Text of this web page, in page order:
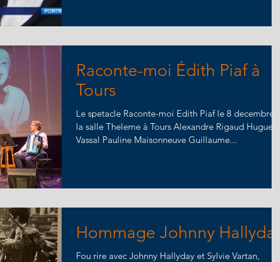
Raconte-moi Édith Piaf à
Tours
Le spetacle Raconte-moi Edith Piaf le 8 decembre
la salle Theleme à Tours Alexandre Rigaud Hugues
Vassal Pauline Maisonneuve Guillaume...
Hommage Johnny
Fou rire avec Johnny Hallyday et Sylvie Vartan,